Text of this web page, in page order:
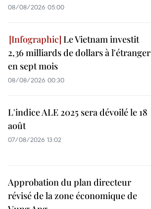
08/08/2026 05:00
Le Vietnam investit
2,36 milliards de dollars à l'étranger
en sept mois
08/08/2026 00:30
L'indice ALE 2025 sera dévoilé le 18
août
07/08/2026 13:02
Approbation du plan directeur
révisé de la zone économique de